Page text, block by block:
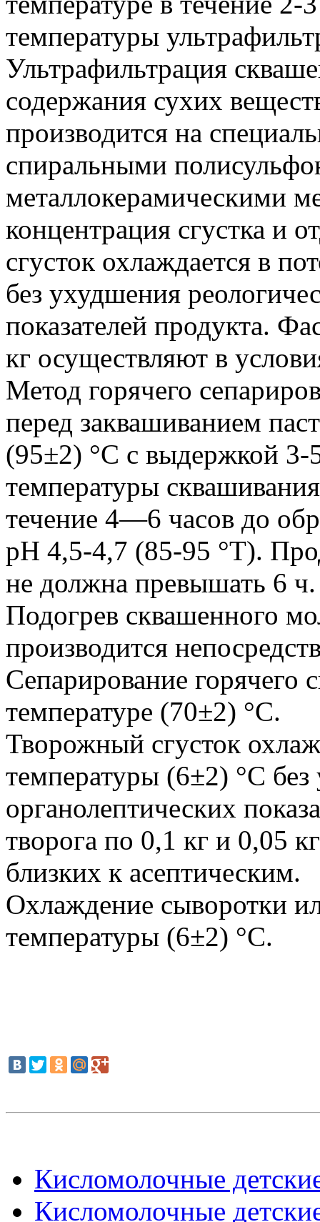
температуры
Ультрафильтрация
содержания сухих
производится на
спиральными
металлокерамическими
концентрация сгустка и
сгусток охлаждается в
без ухудшения
показателей продукта.
кг осуществляют в
Метод горячего
перед заквашиванием
(95±2) °С с выдержкой
температуры
течение 4—6 часов до
pH 4,5-4,7 (85-95 °Т).
не должна превышать 6 ч.
Подогрев сквашенного
производится
Сепарирование горячего
температуре (70±2) °С.
Творожный сгусток
температуры (6±2) °C
органолептических
творога по 0,1 кг и 0,05
близких к асептическим.
Охлаждение сыворотки
температуры (6±2) °С.
Кисломолочные
Кисломолочные